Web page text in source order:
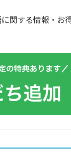
関する情報・お